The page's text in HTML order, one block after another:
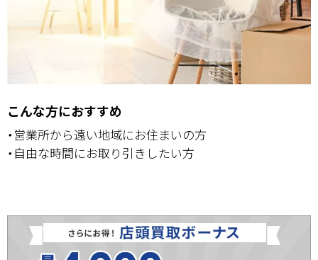
こんな方におすすめ
・営業所から遠い地域にお住まいの方
・自由な時間にお取り引きしたい方